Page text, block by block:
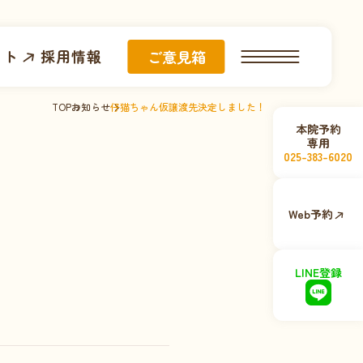
採用情報 ご意見箱
本院予約
専用
025-383-6020
Web予約
LINE登録
TOPお知らせ仔猫ちゃん仮譲渡先決定しました！